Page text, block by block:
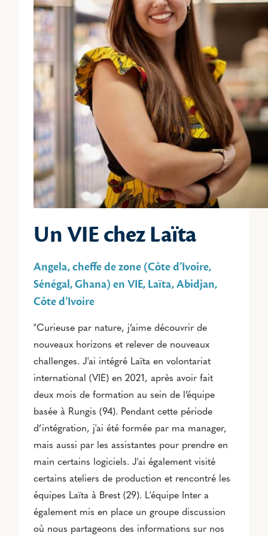
Un VIE chez Laïta
Angela, cheffe de zone (Côte d’Ivoire,
Sénégal, Ghana) en VIE, Laïta, Abidjan,
Côte d’Ivoire
"Curieuse par nature, j’aime découvrir de
nouveaux horizons et relever de nouveaux
challenges. J'ai intégré Laïta en volontariat
international (VIE) en 2021, après avoir fait
deux mois de formation au sein de l’équipe
basée à Rungis (94). Pendant cette période
d’intégration, j'ai été formée par ma manager,
mais aussi par les assistantes pour prendre en
main certains logiciels. J'ai également visité
certains ateliers de production et rencontré les
équipes Laïta à Brest (29). L'équipe Inter a
également mis en place un groupe discussion
où nous partageons des informations sur nos